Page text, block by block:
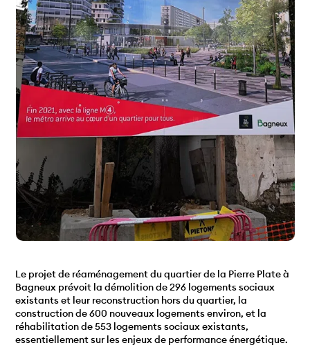
Le projet de réaménagement du quartier de la Pierre Plate à
Bagneux prévoit la démolition de 296 logements sociaux
existants et leur reconstruction hors du quartier, la
construction de 600 nouveaux logements environ, et la
réhabilitation de 553 logements sociaux existants,
essentiellement sur les enjeux de performance énergétique.